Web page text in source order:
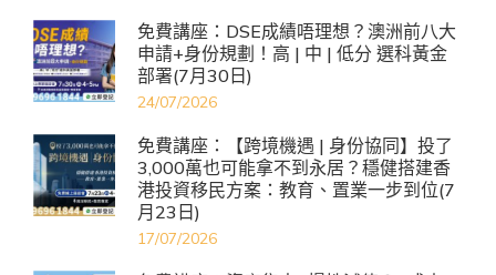
免費講座：DSE成績唔理想？澳洲前八大
申請+身份規劃！高 | 中 | 低分 選科黃金
部署(7月30日)
24/07/2026
免費講座：【跨境機遇 | 身份協同】投了
3,000萬也可能拿不到永居？穩健搭建香
港投資移民方案：教育、置業一步到位(7
月23日)
17/07/2026